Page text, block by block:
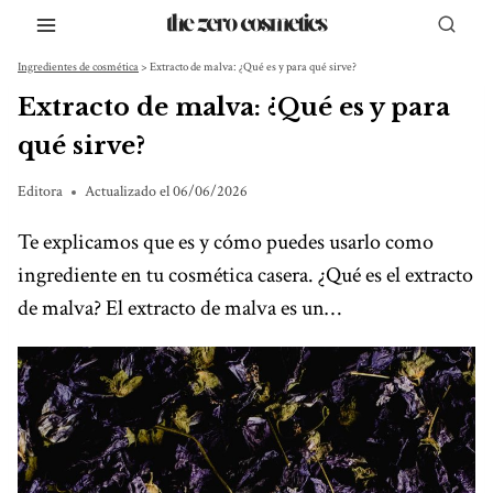
Saltar
contenido
Ingredientes de cosmética> Extracto de malva: ¿Qué es y para qué sirve?
Extracto de malva: ¿Qué es y para
qué sirve?
Editora Actualizado el06/06/2026
Te explicamos que es y cómo puedes usarlo como
ingrediente en tu cosmética casera. ¿Qué es el extracto
de malva? El extracto de malva es un…